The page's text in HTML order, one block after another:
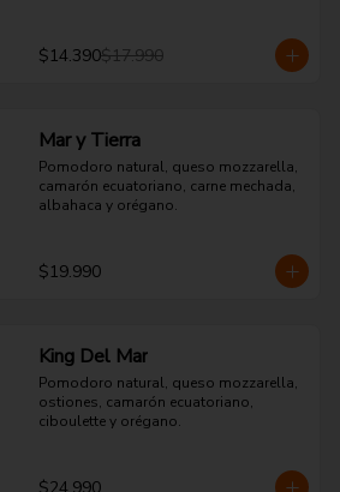
$14.390$17.990
Mar y Tierra
Pomodoro natural, queso mozzarella,
camarón ecuatoriano, carne mechada,
albahaca y orégano.
$19.990
King Del Mar
Pomodoro natural, queso mozzarella,
ostiones, camarón ecuatoriano,
ciboulette y orégano.